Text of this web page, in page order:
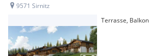
9571 Sirnitz
Terrasse, Balkon